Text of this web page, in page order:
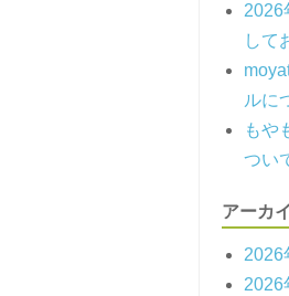
2026
して
ルに
もや
つい
アーカ
2026
2026